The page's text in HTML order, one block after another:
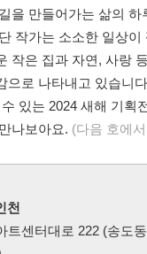
을 만들어가는 삶의 하
작가는 소소한 일상이
작은 집과 자연, 사랑
으로 나타내고 있습니
있는 2024 새해 기획
나보아요. (다음 호에
천
트센터대로 222 (송도